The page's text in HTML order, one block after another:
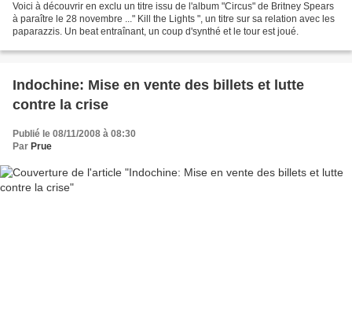
Voici à découvrir en exclu un titre issu de l'album "Circus" de Britney Spears
à paraître le 28 novembre ..." Kill the Lights ", un titre sur sa relation avec les
paparazzis. Un beat entraînant, un coup d'synthé et le tour est joué.
Indochine: Mise en vente des billets et lutte
contre la crise
Publié le 08/11/2008 à 08:30
Par Prue